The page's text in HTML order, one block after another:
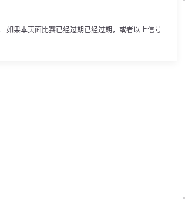
如果本页面比赛已经过期已经过期，或者以上信号